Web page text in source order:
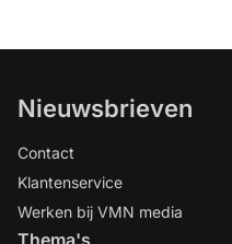
Nieuwsbrieven
Contact
Klantenservice
Werken bij VMN media